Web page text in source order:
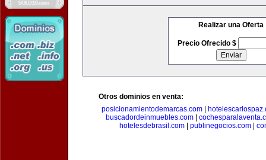
Realizar una Oferta
Precio Ofrecido $
Otros dominios en venta:
posicionamientodemarcas.com|
buscadordeinmuebles.com
hotelesdebrasil.com
publinegocios.com